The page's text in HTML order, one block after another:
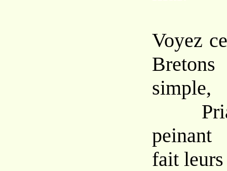
Voyez
simple,
peinant
fait leurs